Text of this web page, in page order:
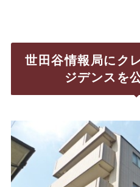
世田谷情報局にク
ジデンスを